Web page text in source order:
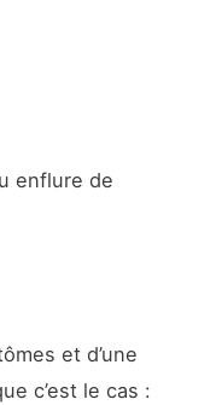
enflure de
et d’une
c’est le cas :